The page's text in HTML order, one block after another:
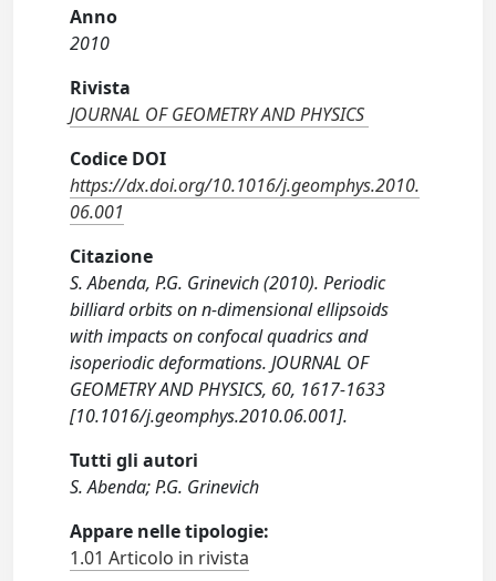
Anno
2010
Rivista
JOURNAL OF GEOMETRY AND PHYSICS
Codice DOI
https://dx.doi.org/10.1016/j.geomphys.2010.
06.001
Citazione
S. Abenda, P.G. Grinevich (2010). Periodic
billiard orbits on n-dimensional ellipsoids
with impacts on confocal quadrics and
isoperiodic deformations. JOURNAL OF
GEOMETRY AND PHYSICS, 60, 1617-1633
[10.1016/j.geomphys.2010.06.001].
Tutti gli autori
S. Abenda; P.G. Grinevich
Appare nelle tipologie:
1.01 Articolo in rivista